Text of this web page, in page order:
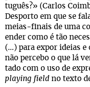
tu­guês?» (Car­los
Des­porto em que se
meias-finais de uma
en­der como é tão
(…) para expor ideias
não per­cebo o que lá
tado com o uso de
playing field no texto